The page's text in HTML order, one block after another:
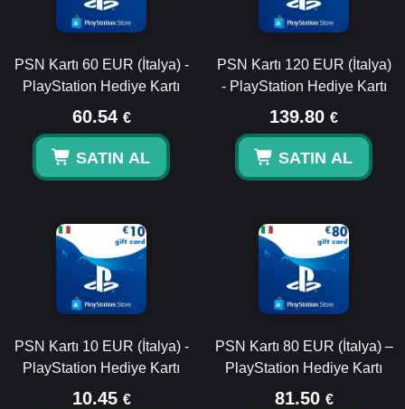
PSN Kartı 60 EUR (İtalya) -
PlayStation Hediye Kartı
60.54 €
SATIN AL
PSN Kartı 120 EUR (İtalya)
- PlayStation Hediye Kartı
139.80 €
SATIN AL
PSN Kartı 10 EUR (İtalya) -
PlayStation Hediye Kartı
10.45 €
PSN Kartı 80 EUR (İtalya) –
PlayStation Hediye Kartı
81.50 €